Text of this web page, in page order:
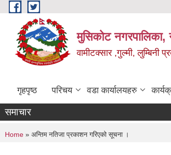
Skip to main content
मुसिकोट नगरपालिका,
वामीटक्सार ,गुल्मी, लुम्बिनी
गृहपृष्ठ परिचय वडा कार्यालयहरु
समाचार
You are here
Home » अन्तिम नतिजा प्रकाशन गरिएको सूचना ।